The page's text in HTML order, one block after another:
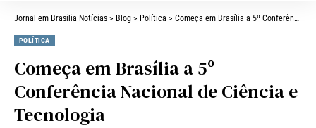
Jornal em Brasilia Notícias > Blog > Política > Começa em Brasília a 5º Conferência Nacional de Ciência e Tecnologia
POLÍTICA
Começa em Brasília a 5º
Conferência Nacional de Ciência e
Tecnologia